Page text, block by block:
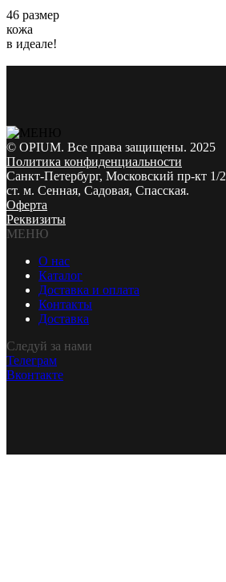
46 размер
кожа
в идеале!
© OPIUM. Все права защищены. 2025
Политика конфиденциальности
Санкт-Петербург, Московский пр-кт 1/2
ст. м. Сенная, Садовая, Спасская.
Оферта
Реквизиты
МЕНЮ
О нас
Каталог
Доставка и оплата
Контакты
Доставка
Следуй за нами
Телеграм
Вконтакте